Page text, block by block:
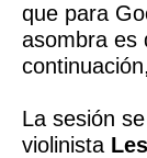
que para
asombra es
La sesión
violinista